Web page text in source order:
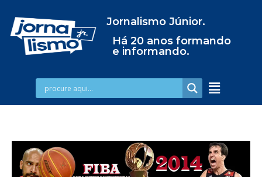
Jornalismo Júnior.
Há 20 anos formando
e informando.